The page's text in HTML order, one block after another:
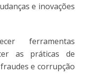
e inovações
ferramentas
as práticas de
e corrupção